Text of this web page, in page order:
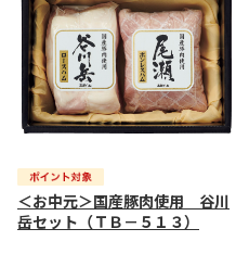
＜お中元＞国産豚肉使用 谷川
岳セット（ＴＢ－５１３）